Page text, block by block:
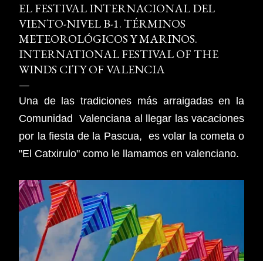
EL FESTIVAL INTERNACIONAL DEL
VIENTO-NIVEL B-1. TÉRMINOS
METEOROLÓGICOS Y MARINOS.
INTERNATIONAL FESTIVAL OF THE
WINDS CITY OF VALENCIA
Una de las tradiciones más arraigadas en la
Comunidad Valenciana al llegar las vacaciones
por la fiesta de la Pascua, es volar la cometa o
"El Catxirulo" como le llamamos en valenciano.